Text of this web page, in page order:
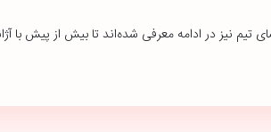
تیم نیز در ادامه معرفی شده‌اند تا بیش از پیش با